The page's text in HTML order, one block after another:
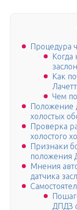
Процедура
Когда
Как
Чем
Положение
холостых
Проверка
холостого
Признаки
положения
Мнения
датчика
ДПДЗ